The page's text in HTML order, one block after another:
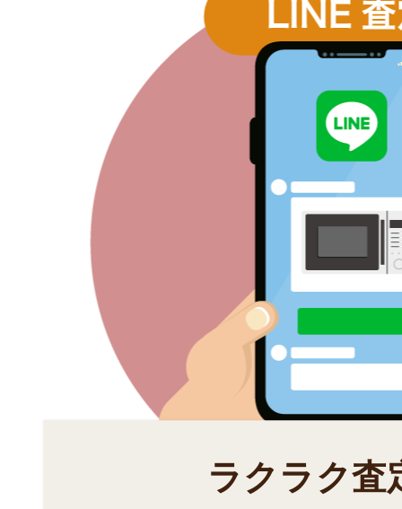
ラクラク査